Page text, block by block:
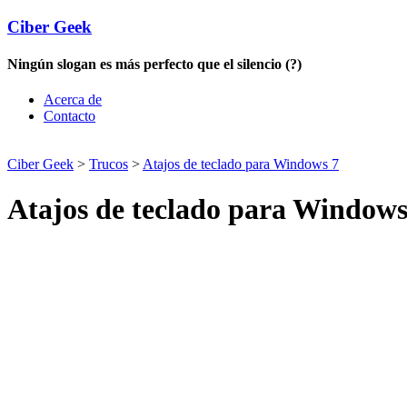
Ciber Geek
Ningún slogan es más perfecto que el silencio (?)
Acerca de
Contacto
Ciber Geek > Trucos > Atajos de teclado para Windows 7
Atajos de teclado para